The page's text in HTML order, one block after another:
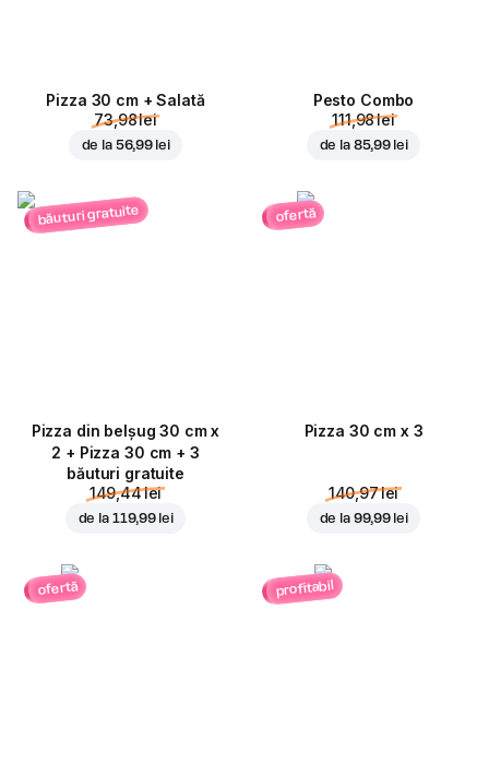
Pizza 30 cm + Salată
73,98 lei
de la 56,99 lei
Pesto Combo
111,98 lei
de la 85,99 lei
băuturi gratuite
Pizza din belșug 30 cm x
2 + Pizza 30 cm + 3
băuturi gratuite
149,44 lei
de la 119,99 lei
ofertă
Pizza 30 cm x 3
140,97 lei
de la 99,99 lei
ofertă profitabil